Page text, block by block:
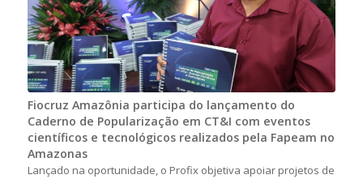
Fiocruz Amazônia participa do lançamento do
Caderno de Popularização em CT&I com eventos
científicos e tecnológicos realizados pela Fapeam no
Amazonas
Lançado na oportunidade, o Profix objetiva apoiar projetos de